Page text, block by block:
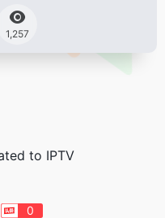
1,257
to IPTV
0